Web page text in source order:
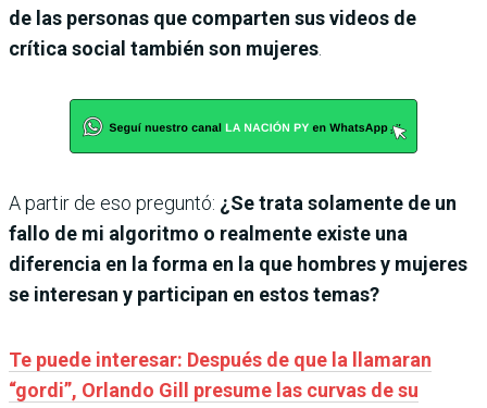
de las personas que comparten sus videos de
crítica social también son mujeres
A partir de eso preguntó: ¿Se trata solamente de un
fallo de mi algoritmo o realmente existe una
diferencia en la forma en la que hombres y mujeres
se interesan y participan en estos temas?
Te puede interesar: Después de que la llamaran
“gordi”, Orlando Gill presume las curvas de su